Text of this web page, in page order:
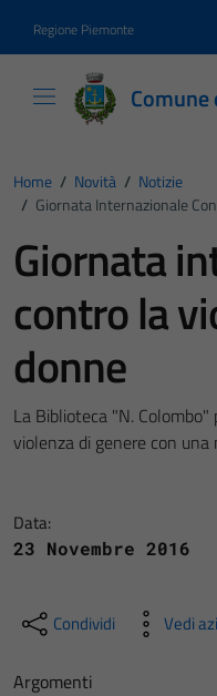
Regione Piemonte
Comune
Home / Novità / Notizie
/ Giornata Internazionale
Giornata
contro la
donne
La Biblioteca "N.
violenza di genere con una
Data:
23 Novembre 2016
Condividi Vedi
Argomenti